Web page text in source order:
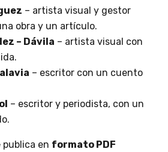
– artista visual y gestor
obra y un artículo.
– Dávila – artista visual con
– escritor con un cuento
– escritor y periodista, con un
publica en formato PDF